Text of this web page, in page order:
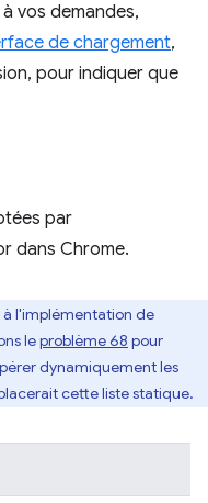
vos demandes,
de chargement,
pour indiquer que
par
dans Chrome.
à l'implémentation de
leproblème 68 pour
dynamiquement les
cette liste statique.